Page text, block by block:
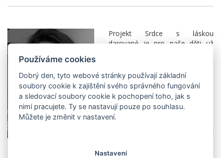
Projekt Srdce s láskou
darované je pro naše děti už
pustily znovu – s nadšením,
zkušeností a chutí rozdávat
úsměvy. Pro mě to však byla
první účast, a právě proto jsem
do celého projektu vstupovala
s otevřeným srdcem
a zvědavostí. Netušila jsem, jak
Rozhodli jsme se vytvořit něco,
Používáme cookies
Dobrý den, tyto webové stránky používají základní
soubory cookie k zajištění svého správného fungování
a sledovací soubory cookie k pochopení toho, jak s
nimi pracujete. Ty se nastavují pouze po souhlasu.
Můžete je změnit v nastavení.
Nastavení